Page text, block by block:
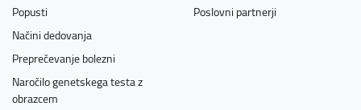
Popusti
Načini dedovanja
Preprečevanje bolezni
Naročilo genetskega testa z
obrazcem
Poslovni partnerji